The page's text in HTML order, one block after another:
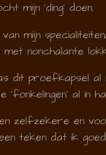
mijn 'ding' doen.
mijn
nonchalante
dit proefkapsel al
'fonkelingen' al in
zelfzekere en
teken dat ik